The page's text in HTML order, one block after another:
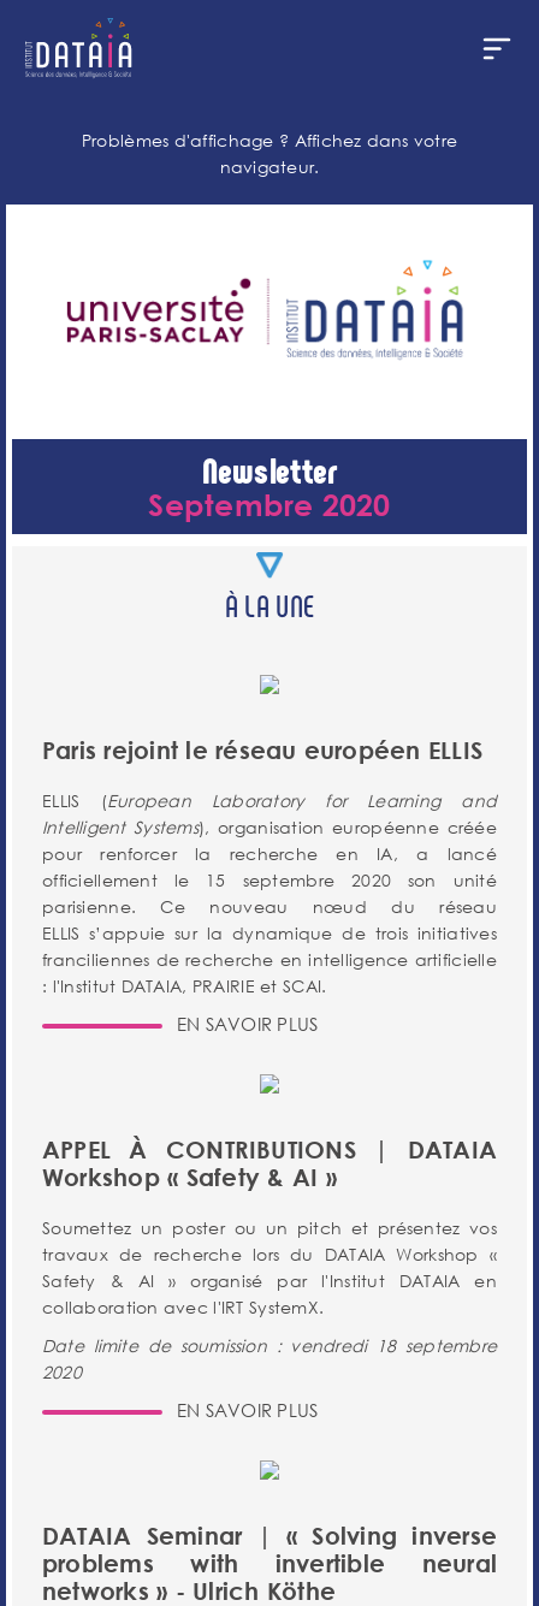
Problèmes d'affichage ? Affichez dans votre
navigateur.
Newsletter
Septembre 2020
À LA UNE
Paris rejoint le réseau européen ELLIS
ELLIS (European Laboratory for Learning and
Intelligent Systems), organisation européenne créée
pour renforcer la recherche en IA, a lancé
officiellement le 15 septembre 2020 son unité
parisienne. Ce nouveau nœud du réseau
ELLIS s’appuie sur la dynamique de trois initiatives
franciliennes de recherche en intelligence artificielle
: l'Institut DATAIA, PRAIRIE et SCAI.
EN SAVOIR PLUS
APPEL À CONTRIBUTIONS | DATAIA
Workshop « Safety & AI »
Soumettez un poster ou un pitch et présentez vos
travaux de recherche lors du DATAIA Workshop «
Safety & AI » organisé par l'Institut DATAIA en
collaboration avec l'IRT SystemX.
Date limite de soumission : vendredi 18 septembre
2020
EN SAVOIR PLUS
DATAIA Seminar | « Solving inverse
problems with invertible neural
networks » - Ulrich Köthe
Panneau de gestion des cookies